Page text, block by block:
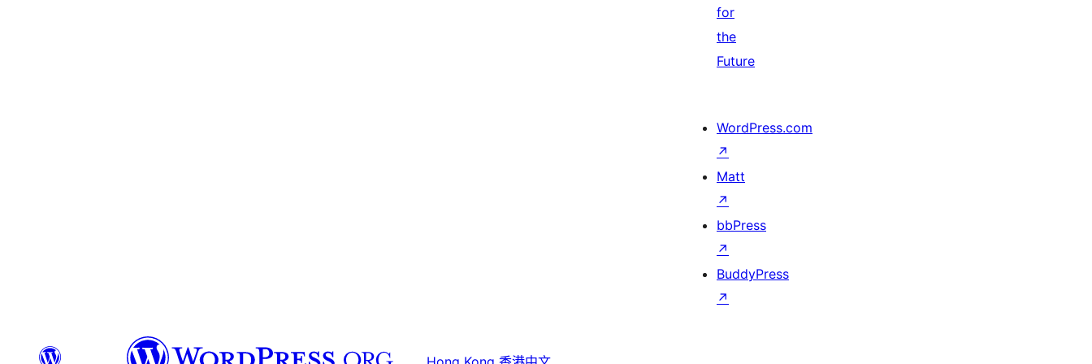
for
the
Future
WordPress.com
↗
Matt
↗
bbPress
↗
BuddyPress
↗